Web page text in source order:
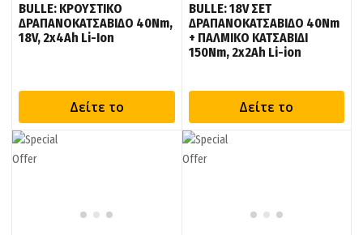
BULLE: ΚΡΟΥΣΤΙΚΟ
ΔΡΑΠΑΝΟΚΑΤΣΑΒΙΔΟ 40Nm,
18V, 2x4Ah Li-Ion
Δείτε το
BULLE: 18V ΣΕΤ
ΔΡΑΠΑΝΟΚΑΤΣΑΒΙΔΟ 40Nm
+ ΠΑΛΜΙΚΟ ΚΑΤΣΑΒΙΔΙ
150Nm, 2x2Ah Li-ion
Δείτε το